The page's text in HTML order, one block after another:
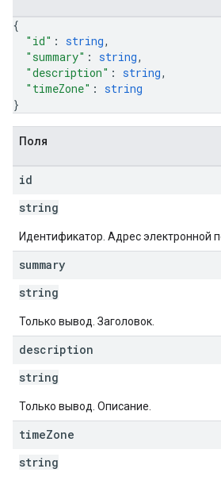
{
"id" : string,
"summary" : string,
"description" : string,
"timeZone" : string
}
Поля
id
string
Идентификатор. Адрес электронной
summary
string
Только вывод. Заголовок.
description
string
Только вывод. Описание.
timeZone
string